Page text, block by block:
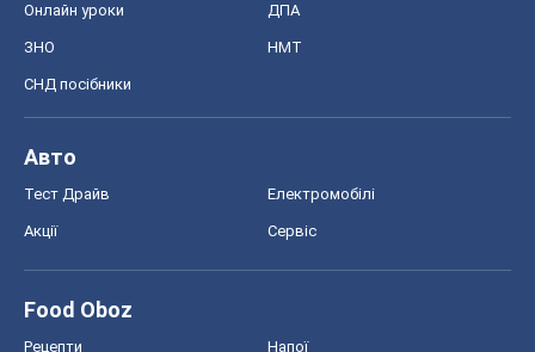
Онлайн уроки ДПА
ЗНО НМТ
СНД посібники
Авто
Тест Драйв Електромобілі
Акції Сервіс
Food Oboz
Рецепти Напої